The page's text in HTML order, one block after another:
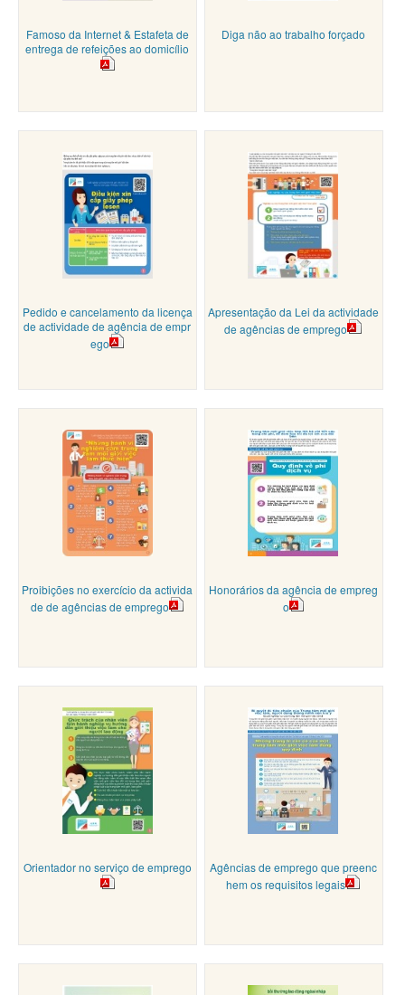
Famoso da Internet & Estafeta de
entrega de refeições ao domicílio
Diga não ao trabalho forçado
Pedido e cancelamento da licença
de actividade de agência de empr
ego
Apresentação da Lei da actividade
de agências de emprego
Proibições no exercício da activida
de de agências de emprego
Honorários da agência de empreg
o
Orientador no serviço de emprego
Agências de emprego que preenc
hem os requisitos legais